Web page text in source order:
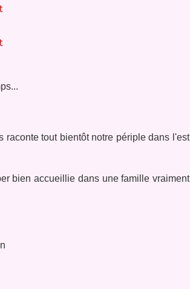
raconte tout bientôt notre périple dans l'est
bien accueillie dans une famille vraiment